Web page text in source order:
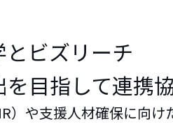
ビズリーチ
目指して連携
）や支援人材確保に向け